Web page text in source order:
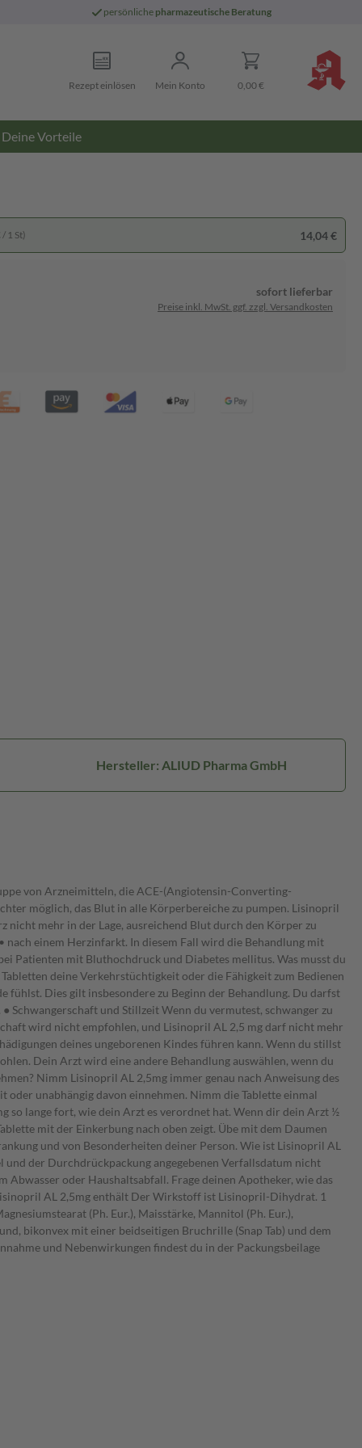
persönliche pharmazeutische Beratung
Rezept einlösen Mein Konto 0,00 €
Deine Vorteile
1 St) 14,04 €
sofort lieferbar
Preise inkl. MwSt. ggf. zzgl. Versandkosten
Hersteller: ALIUD Pharma GmbH
von Arzneimitteln, die ACE-(Angiotensin-Converting-
möglich, das Blut in alle Körperbereiche zu pumpen. Lisinopril
nicht mehr in der Lage, ausreichend Blut durch den Körper zu
einem Herzinfarkt. In diesem Fall wird die Behandlung mit
Patienten mit Bluthochdruck und Diabetes mellitus. Was musst du
deine Verkehrstüchtigkeit oder die Fähigkeit zum Bedienen
fühlst. Dies gilt insbesondere zu Beginn der Behandlung. Du darfst
Schwangerschaft und Stillzeit Wenn du vermutest, schwanger zu
wird nicht empfohlen, und Lisinopril AL 2,5 mg darf nicht mehr
deines ungeborenen Kindes führen kann. Wenn du stillst
Dein Arzt wird eine andere Behandlung auswählen, wenn du
Nimm Lisinopril AL 2,5mg immer genau nach Anweisung des
unabhängig davon einnehmen. Nimm die Tablette einmal
so lange fort, wie dein Arzt es verordnet hat. Wenn dir dein Arzt ½
mit der Einkerbung nach oben zeigt. Übe mit dem Daumen
und von Besonderheiten deiner Person. Wie ist Lisinopril AL
der Durchdrückpackung angegebenen Verfallsdatum nicht
Abwasser oder Haushaltsabfall. Frage deinen Apotheker, wie das
AL 2,5mg enthält Der Wirkstoff ist Lisinopril-Dihydrat. 1
(Ph. Eur.), Maisstärke, Mannitol (Ph. Eur.),
bikonvex mit einer beidseitigen Bruchrille (Snap Tab) und dem
und Nebenwirkungen findest du in der Packungsbeilage